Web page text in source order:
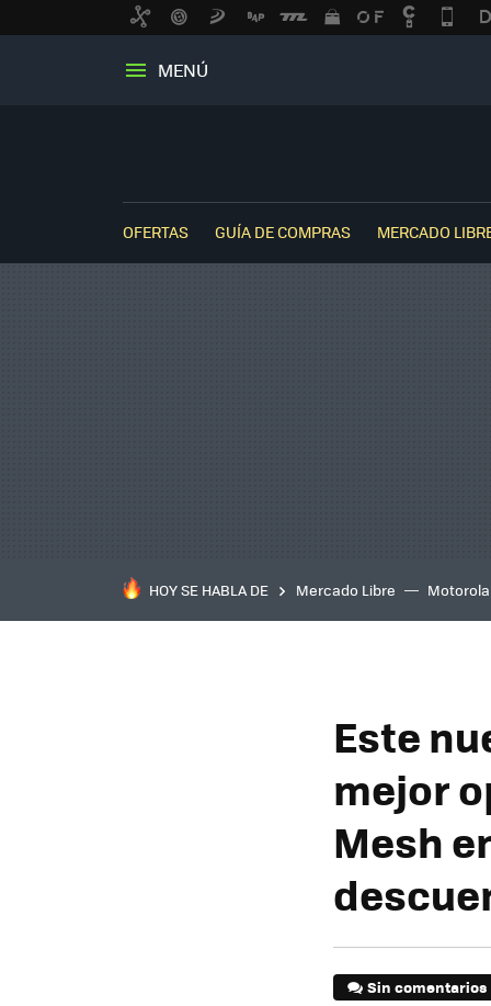
MENÚ
OFERTAS GUÍA DE COMPRAS MERCADO
HOY SE HABLA DE Mercado Libre Motorola
Este
mejor
Mesh
Sin comentarios